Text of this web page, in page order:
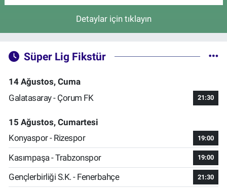
Detaylar için tıklayın
Süper Lig Fikstür
14 Ağustos, Cuma
Galatasaray - Çorum FK
21:30
15 Ağustos, Cumartesi
Konyaspor - Rizespor
19:00
Kasımpaşa - Trabzonspor 19:00
Gençlerbirliği S.K. - Fenerbahçe 21:30